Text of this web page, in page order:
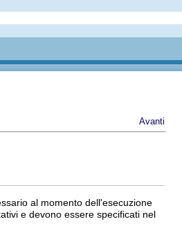
Avanti
al momento dell'esecuzione
e devono essere specificati nel